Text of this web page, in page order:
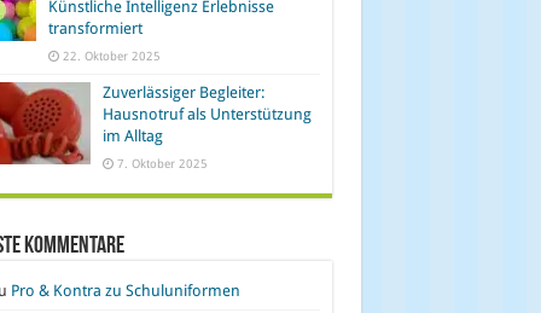
Künstliche Intelligenz Erlebnisse
transformiert
22. Oktober 2025
Zuverlässiger Begleiter:
Hausnotruf als Unterstützung
im Alltag
7. Oktober 2025
Kommentare
Pro & Kontra zu Schuluniformen